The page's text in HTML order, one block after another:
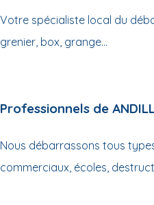
Votre spécialiste local du
grenier, box, grange...
Professionnels de
Nous débarrassons tous
commerciaux, écoles,